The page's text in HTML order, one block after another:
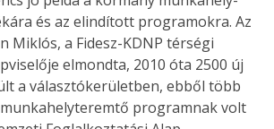
és az elindított programokra. Az
Miklós, a Fidesz-KDNP térségi
elmondta, 2010 óta 2500 új
a választókerületben, ebből több
programnak volt